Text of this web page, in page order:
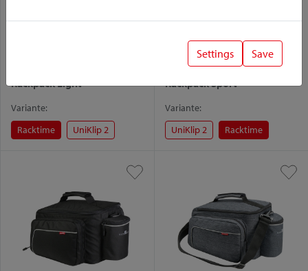
Rackpack Light
Variante:
Racktime
UniKlip 2
Rackpack Sport
Variante:
UniKlip 2
Racktime
Settings Save